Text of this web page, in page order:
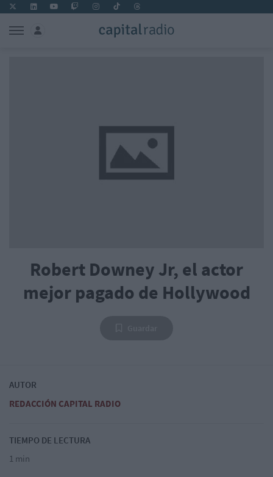
Robert Downey Jr, el actor
mejor pagado de Hollywood
AUTOR
REDACCIÓN CAPITAL RADIO
TIEMPO DE LECTURA
1 min